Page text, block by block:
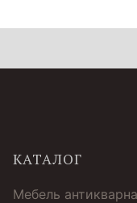
КАТАЛОГ
Мебель